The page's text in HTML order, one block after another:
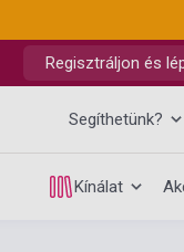
Regisztráljon és
Segíthetünk?
Kínálat